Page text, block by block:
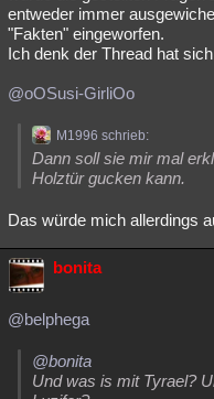
entweder immer
"Fakten" eingeworfen.
Ich denk der Thread hat
@oOSusi-GirliOo
M1996 schrieb:
Dann soll sie mir mal
Holztür gucken kann.
Das würde mich allerdings
bonita
@belphega
@bonita
Und was is mit Tyrael?